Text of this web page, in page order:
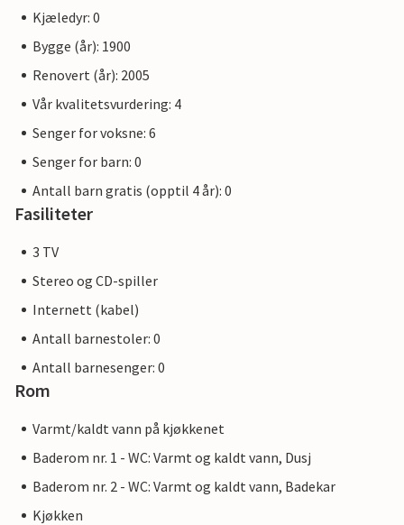
Kjæledyr: 0
Bygge (år): 1900
Renovert (år): 2005
Vår kvalitetsvurdering: 4
Senger for voksne: 6
Senger for barn: 0
Antall barn gratis (opptil 4 år): 0
Fasiliteter
3 TV
Stereo og CD-spiller
Internett (kabel)
Antall barnestoler: 0
Antall barnesenger: 0
Rom
Varmt/kaldt vann på kjøkkenet
Baderom nr. 1 - WC: Varmt og kaldt vann, Dusj
Baderom nr. 2 - WC: Varmt og kaldt vann, Badekar
Kjøkken